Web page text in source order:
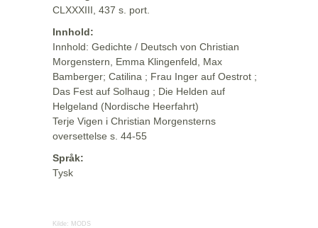
CLXXXIII, 437 s. port.
Innhold:
Innhold: Gedichte / Deutsch von Christian
Morgenstern, Emma Klingenfeld, Max
Bamberger; Catilina ; Frau Inger auf Oestrot ;
Das Fest auf Solhaug ; Die Helden auf
Helgeland (Nordische Heerfahrt)
Terje Vigen i Christian Morgensterns
oversettelse s. 44-55
Språk:
Tysk
Kilde: MODS